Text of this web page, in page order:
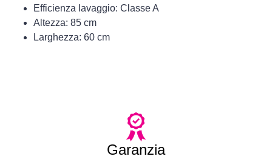
Efficienza lavaggio: Classe A
Altezza: 85 cm
Larghezza: 60 cm
Garanzia